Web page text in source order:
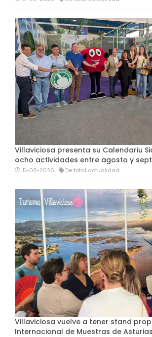
Villaviciosa presenta su Calendariu
ocho actividades entre agosto y
5-08-2026 De total actualidad
Villaviciosa vuelve a tener stand
Internacional de Muestras de